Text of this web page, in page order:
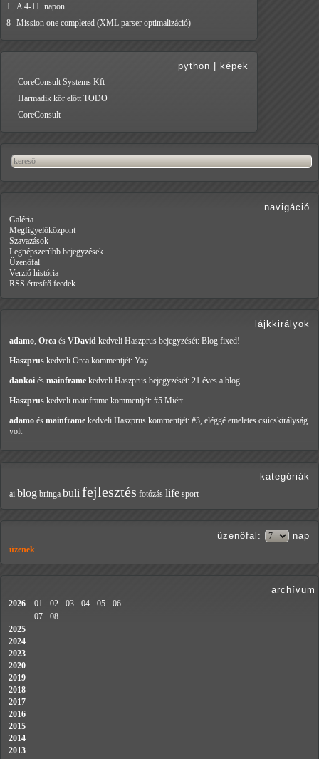
1
A 4-11. napon
8 Mission one completed (XML parser optimalizáció)
python képek
CoreConsult Systems Kft
Harmadik kör előtt TODO
CoreConsult
navigáció
Galéria
Megfigyelőközpont
Szavazások
Legnépszerűbb bejegyzések
Üzenőfal
Verzió história
RSS értesítő feedek
lájkkirályok
adamo, Orca és VDavid kedveli Haszprus bejegyzését: Blog fixed!
Haszprus kedveli Orca kommentjét: Yay
dankoi és mainframe kedveli Haszprus bejegyzését: 21 éves a blog
Haszprus kedveli mainframe kommentjét: #5 Miért
adamo és mainframe kedveli Haszprus kommentjét: #3, eléggé emeletes csúcskirályság
volt
kategóriák
ai blog bringa buli fejlesztés fotózás life sport
üzenőfal : nap
üzenek
archívum
2026 01 02 03 04 05
06
07
08
2025
2024
2023
2020
2019
2018
2017
2016
2015
2014
2013